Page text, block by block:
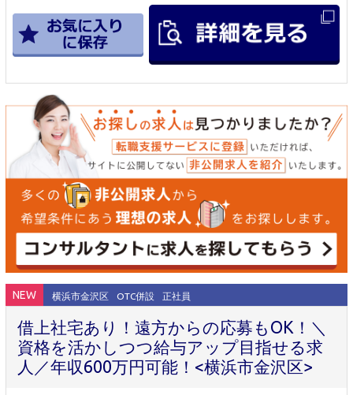
NEW 横浜市金沢区 OTC併設 正社員
借上社宅あり！遠方からの応募もOK！＼
資格を活かしつつ給与アップ目指せる求
人／年収600万円可能！<横浜市金沢区>